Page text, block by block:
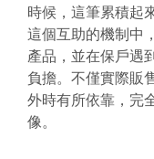
時候，這筆累積起
這個互助的機制中
產品，並在保戶遇
負擔。不僅實際販
外時有所依靠，完
像。